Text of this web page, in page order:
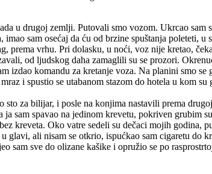
u drugoj zemlji. Putovali smo vozom. Ukrcao sam
sam osećaj da ću od brzine spuštanja poleteti,
prema vrhu. Pri dolasku, u noći, voz nije kretao,
od ljudskog daha zamaglili su se prozori.
izdao komandu za kretanje voza. Na planini smo
i spustio se utabanom stazom do hotela u kom
za bilijar, i posle na konjima nastavili prema
sam spavao na jedinom krevetu, pokriven grubim
kreveta. Oko vatre sedeli su dečaci mojih godina,
ali nisam se otkrio, ispućkao sam cigaretu do
sve do olizane kašike i opružio se po